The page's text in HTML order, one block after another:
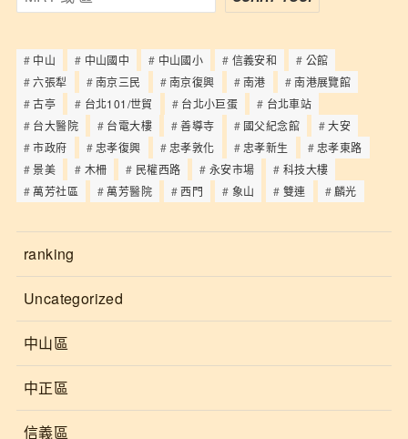
中山 中山國中 中山國小 信義安和
公館
六張犁
南京三民 南京復興 南港
南港展覽館
古亭
台北101/世貿 台北小巨蛋
台北車站
台大醫院
台電大樓 善導寺 國父紀念館
大安
市政府
忠孝復興 忠孝敦化 忠孝新生
忠孝東路
景美
木柵 民權西路 永安市場
科技大樓
萬芳社區
萬芳醫院 西門 象山 雙連 麟光
ranking
Uncategorized
中山區
中正區
信義區